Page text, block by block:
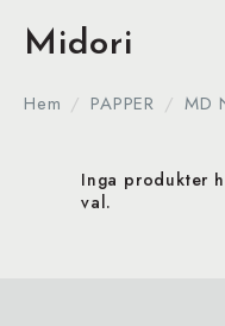
Midori
Hem PAPPER MD
Inga produkter
val.